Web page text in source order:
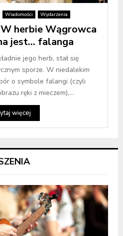
Wiadomości Wydarzenia
herbie Wągrowca
jest… falanga
jego herb, stał się
sporze. W niedalekim
o symbole falangi (czyli
ręki z mieczem),...
więcej